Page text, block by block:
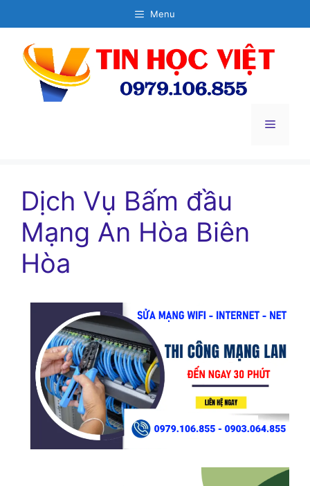
đến
dung
Menu
Menu
Dịch Vụ Bấm đầu
Mạng An Hòa Biên
Hòa